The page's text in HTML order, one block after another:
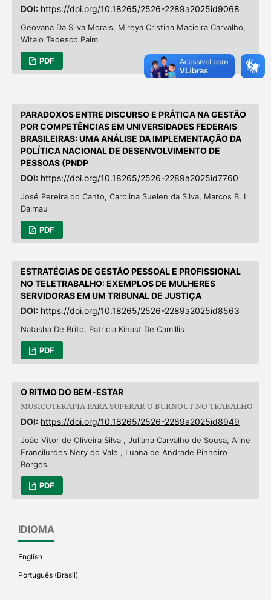
DOI: https://doi.org/10.18265/2526-2289a2025id9068
Geovana Da Silva Morais, Mireya Cristina Macieira Carvalho,
Witalo Tedesco Paim
PDF
PARADOXOS ENTRE DISCURSO E PRÁTICA NA GESTÃO
POR COMPETÊNCIAS EM UNIVERSIDADES FEDERAIS
BRASILEIRAS: UMA ANÁLISE DA IMPLEMENTAÇÃO DA
POLÍTICA NACIONAL DE DESENVOLVIMENTO DE
PESSOAS (PNDP
DOI: https://doi.org/10.18265/2526-2289a2025id7760
José Pereira do Canto, Carolina Suelen da Silva, Marcos B. L.
Dalmau
PDF
ESTRATÉGIAS DE GESTÃO PESSOAL E PROFISSIONAL
NO TELETRABALHO: EXEMPLOS DE MULHERES
SERVIDORAS EM UM TRIBUNAL DE JUSTIÇA
DOI: https://doi.org/10.18265/2526-2289a2025id8563
Natasha De Brito, Patricia Kinast De Camillis
PDF
O RITMO DO BEM-ESTAR
MUSICOTERAPIA PARA SUPERAR O BURNOUT NO TRABALHO
DOI: https://doi.org/10.18265/2526-2289a2025id8949
João Vitor de Oliveira Silva , Juliana Carvalho de Sousa, Aline
Francilurdes Nery do Vale , Luana de Andrade Pinheiro
Borges
PDF
IDIOMA
English
Português (Brasil)